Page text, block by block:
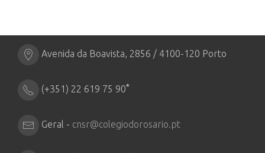
Avenida da Boavista, 2856 / 4100-120 Porto
(+351) 22 619 75 90*
Geral - cnsr@colegiodorosario.pt